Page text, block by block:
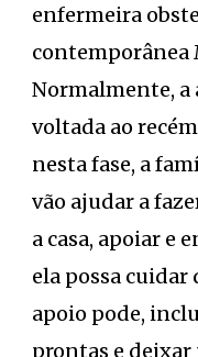
enfermeira
contemporânea
Normalmente, a
voltada ao
nesta fase, a
vão ajudar a
a casa, apoiar e
ela possa cuidar
apoio pode,
prontas e deixar